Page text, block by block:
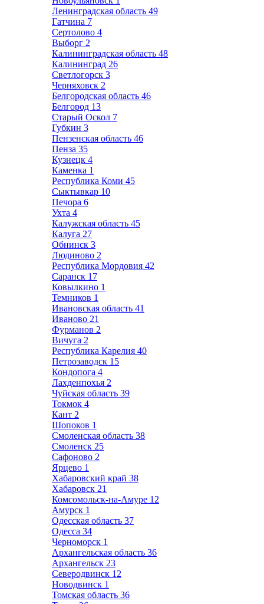
Ленинградская область 49
Гатчина 7
Сертолово 4
Выборг 2
Калининградская область 48
Калининград 26
Светлогорск 3
Черняховск 2
Белгородская область 46
Белгород 13
Старый Оскол 7
Губкин 3
Пензенская область 46
Пенза 35
Кузнецк 4
Каменка 1
Республика Коми 45
Сыктывкар 10
Печора 6
Ухта 4
Калужская область 45
Калуга 27
Обнинск 3
Людиново 2
Республика Мордовия 42
Саранск 17
Ковылкино 1
Темников 1
Ивановская область 41
Иваново 21
Фурманов 2
Вичуга 2
Республика Карелия 40
Петрозаводск 15
Кондопога 4
Лахденпохья 2
Чуйская область 39
Токмок 4
Кант 2
Шопоков 1
Смоленская область 38
Смоленск 25
Сафоново 2
Ярцево 1
Хабаровский край 38
Хабаровск 21
Комсомольск-на-Амуре 12
Амурск 1
Одесская область 37
Одесса 34
Черноморск 1
Архангельская область 36
Архангельск 23
Северодвинск 12
Новодвинск 1
Томская область 36